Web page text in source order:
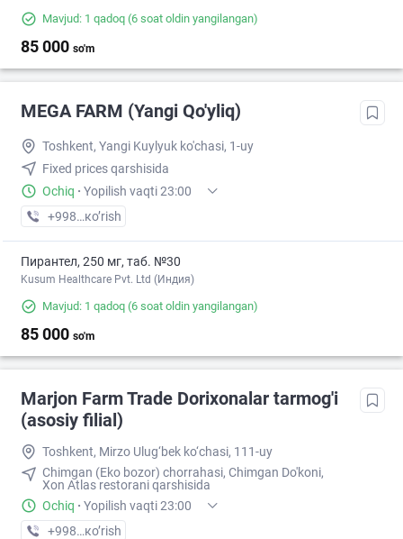
Mavjud: 1 qadoq (6 soat oldin yangilangan)
85 000 so'm
MEGA FARM (Yangi Qo'yliq)
Toshkent, Yangi Kuylyuk ko'chasi, 1-uy
Fixed prices qarshisida
Ochiq · Yopilish vaqti 23:00
+998 (71) XXX-XX-XX
кo’rish
Пирантел, 250 мг, таб. №30
Kusum Healthcare Pvt. Ltd (Индия)
Mavjud: 1 qadoq (6 soat oldin yangilangan)
85 000 so'm
Marjon Farm Trade Dorixonalar tarmog'i
(asosiy filial)
Toshkent, Mirzo Ulug‘bek ko‘chasi, 111-uy
Chimgan (Eko bozor) chorrahasi, Chimgan Do'koni,
Xon Atlas restorani qarshisida
Ochiq · Yopilish vaqti 23:00
+998 (99) XXX-XX-XX
кo’rish